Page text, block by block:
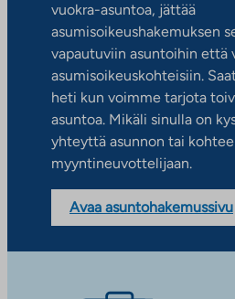
vuokra-asuntoa, jättää
asumisoikeushakemuksen
vapautuviin asuntoihin että
asumisoikeuskohteisiin.
heti kun voimme tarjota
asuntoa. Mikäli sinulla on
yhteyttä asunnon tai
myyntineuvottelijaan.
Avaa asuntohakemussivu